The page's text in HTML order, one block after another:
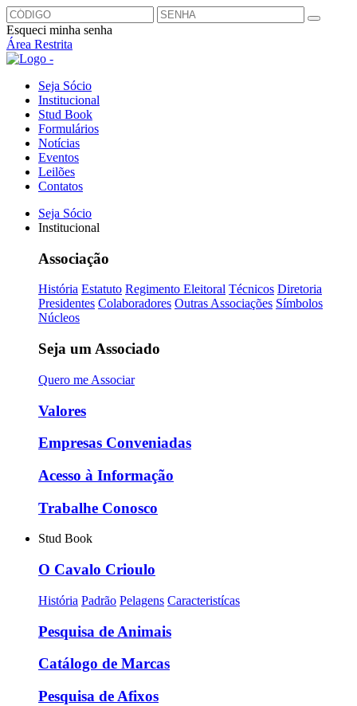
Esqueci minha senha
Área Restrita
Seja Sócio
Institucional
Stud Book
Formulários
Notícias
Eventos
Leilões
Contatos
Seja Sócio
Institucional
Associação
História Estatuto Regimento Eleitoral Técnicos Diretoria
Presidentes Colaboradores Outras Associações Símbolos
Núcleos
Seja um Associado
Quero me Associar
Valores
Empresas Conveniadas
Acesso à Informação
Trabalhe Conosco
Stud Book
O Cavalo Crioulo
História Padrão Pelagens Caracteristícas
Pesquisa de Animais
Catálogo de Marcas
Pesquisa de Afixos